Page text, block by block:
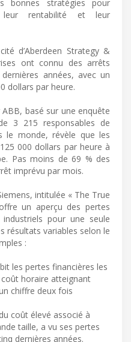
bonnes stratégies pour
leur rentabilité et leur
d’Aberdeen Strategy &
ont connu des arrêts
années, avec un
dollars par heure.
basé sur une enquête
3 215 responsables de
le monde, révèle que les
000 dollars par heure à
Pas moins de 69 % des
imprévu par mois.
intitulée « The True
un aperçu des pertes
pour une seule
résultats variables selon le
:
les pertes financières les
horaire atteignant
chiffre deux fois
coût élevé associé à
taille, a vu ses pertes
dernières années.